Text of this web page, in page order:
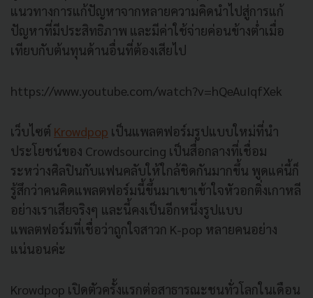
แนวทางการแก้ปัญหาจากหลายความคิดนำไปสู่การแก้
ปัญหาที่มีประสิทธิภาพ และมีค่าใช้จ่ายค่อนข้างต่ำเมื่อ
เทียบกับต้นทุนด้านอื่นที่ต้องเสียไป
https://www.youtube.com/watch?v=hQeAuIqfXek
เว็บไซต์ Krowdpop เป็นแพลตฟอร์มรูปแบบใหม่ที่นำ
ประโยชน์ของ Crowdsourcing เป็นสื่อกลางที่เชื่อม
ระหว่างศิลปินกับแฟนคลับให้ใกล้ชิดกันมากขึ้น พูดแค่นี้ก็
รู้สึกว่าคนคิดแพลตฟอร์มนี้ขึ้นมาเขาเข้าใจหัวอกติ่งเกาหลี
อย่างเราเสียจริงๆ และนี้คงเป็นอีกหนึ่งรูปแบบ
แพลตฟอร์มที่เชื่อว่าถูกใจสาวก K-pop หลายคนอย่าง
แน่นอนค่ะ
Krowdpop เปิดตัวครั้งแรกต่อสาธารณะชนทั่วโลกในเดือน